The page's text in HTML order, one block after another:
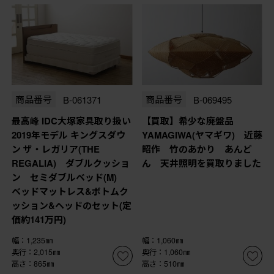
商品番号 B-061371
最高峰 IDC大塚家具取り扱い
2019年モデル キングスダウ
ン ザ・レガリア(THE
REGALIA) ダブルクッショ
ン セミダブルベッド(M)
ベッドマットレス&ボトムク
ッション&ヘッドのセット(定
価約141万円)
幅：1,235㎜
奥行：2,015㎜
高さ：865㎜
商品番号 B-069495
【買取】希少な廃盤品
YAMAGIWA(ヤマギワ) 近藤
昭作 竹のあかり あんど
ん 天井照明を買取りました
幅：1,060㎜
奥行：1,060㎜
高さ：510㎜